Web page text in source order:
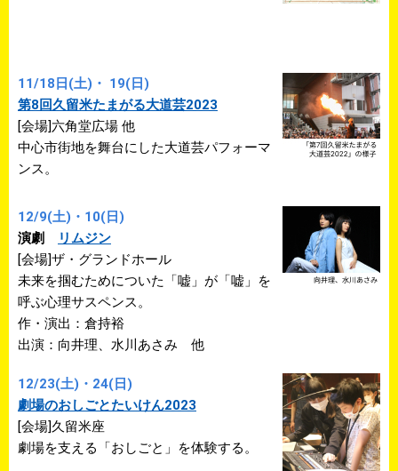
11/18日(土)・ 19(日)
第8回久留米たまがる大道芸2023
[会場]六角堂広場 他
中心市街地を舞台にした大道芸パフォーマ
ンス。
12/9(土)・10(日)
演劇
リムジン
[会場]ザ・グランドホール
未来を掴むためについた「嘘」が「嘘」を
呼ぶ心理サスペンス。
作・演出：倉持裕
出演：向井理、水川あさみ 他
12/23(土)・24(日)
劇場のおしごとたいけん2023
[会場]久留米座
劇場を支える「おしごと」を体験する。